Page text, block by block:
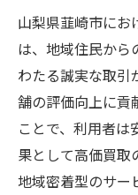
山梨県韮崎市にお
は、地域住民から
わたる誠実な取引
舗の評価向上に貢
ことで、利用者
果として高価買取
地域密着型のサー